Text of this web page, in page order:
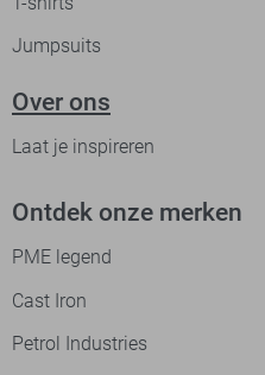
Jumpsuits
Over ons
Laat je inspireren
Ontdek onze merken
PME legend
Cast Iron
Petrol Industries